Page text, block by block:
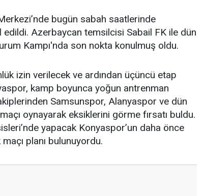
bugün sabah saatlerinde
edildi. Azerbaycan temsilcisi Sabail FK ile dün
Kampı'nda son nokta konulmuş oldu.
izin verilecek ve ardından üçüncü etap
kamp boyunca yoğun antrenman
Samsunspor, Alanyaspor ve dün
oynayarak eksiklerini görme fırsatı buldu.
yapacak Konyaspor’un daha önce
planı bulunuyordu.